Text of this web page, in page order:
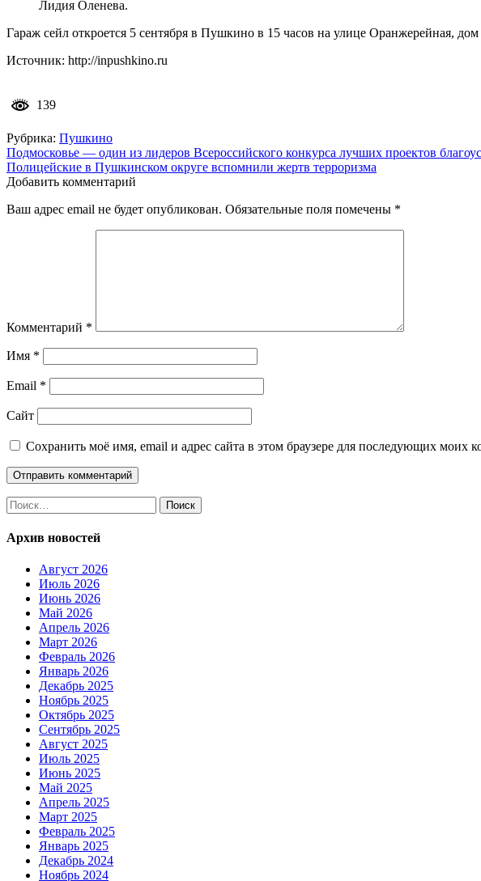
Лидия Оленева.
Гараж сейл откроется 5 сентября в Пушкино в 15 часов на улице Оранжерейная,
Источник: http://inpushkino.ru
139
Рубрика: Пушкино
Навигация
по
Подмосковье — один из лидеров Всероссийского конкурса лучших проектов
Полицейские в Пушкинском округе вспомнили жертв терроризма
Добавить комментарий
Ваш адрес email не будет опубликован. Обязательные поля помечены *
Комментарий *
Имя *
Email *
Сайт
Сохранить моё имя, email и адрес сайта в этом браузере для последующих моих
Найти:
Архив новостей
Август 2026
Июль 2026
Июнь 2026
Май 2026
Апрель 2026
Март 2026
Февраль 2026
Январь 2026
Декабрь 2025
Ноябрь 2025
Октябрь 2025
Сентябрь 2025
Август 2025
Июль 2025
Июнь 2025
Май 2025
Апрель 2025
Март 2025
Февраль 2025
Январь 2025
Декабрь 2024
Ноябрь 2024